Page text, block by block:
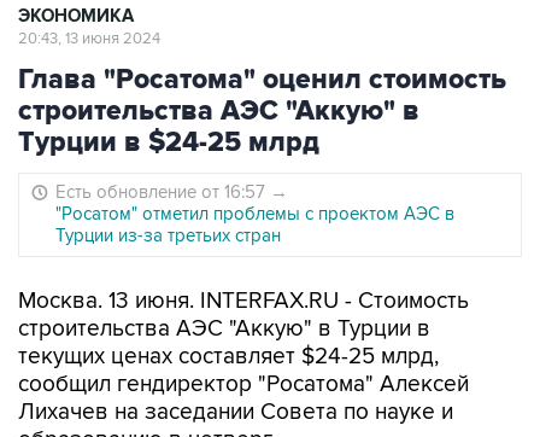
ЭКОНОМИКА
20:43, 13 июня 2024
Глава "Росатома" оценил стоимость
строительства АЭС "Аккую" в
Турции в $24-25 млрд
Есть обновление от 16:57 →
"Росатом" отметил проблемы с проектом АЭС в
Турции из-за третьих стран
Москва. 13 июня. INTERFAX.RU - Стоимость
строительства АЭС "Аккую" в Турции в
текущих ценах составляет $24-25 млрд,
сообщил гендиректор "Росатома" Алексей
Лихачев на заседании Совета по науке и